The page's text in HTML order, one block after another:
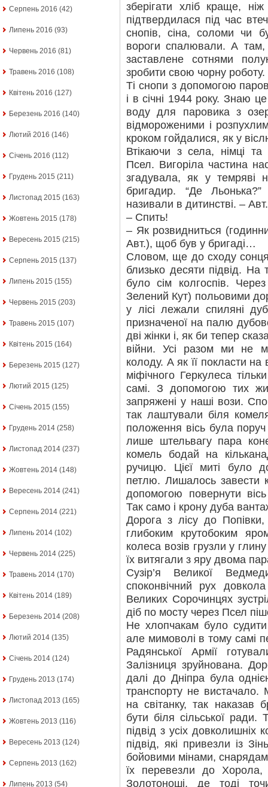
Серпень 2016 (42)
Липень 2016 (93)
Червень 2016 (81)
Травень 2016 (108)
Квітень 2016 (127)
Березень 2016 (140)
Лютий 2016 (146)
Січень 2016 (112)
Грудень 2015 (211)
Листопад 2015 (163)
Жовтень 2015 (178)
Вересень 2015 (215)
Серпень 2015 (137)
Липень 2015 (155)
Червень 2015 (203)
Травень 2015 (107)
Квітень 2015 (164)
Березень 2015 (127)
Лютий 2015 (125)
Січень 2015 (155)
Грудень 2014 (258)
Листопад 2014 (237)
Жовтень 2014 (148)
Вересень 2014 (241)
Серпень 2014 (221)
Липень 2014 (102)
Червень 2014 (225)
Травень 2014 (170)
Квітень 2014 (189)
Березень 2014 (208)
Лютий 2014 (135)
Січень 2014 (124)
Грудень 2013 (174)
Листопад 2013 (165)
Жовтень 2013 (116)
Вересень 2013 (124)
Серпень 2013 (162)
Липень 2013 (54)
зберігати хліб краще,
підтвердилася під час
снопів, сіна, соломи чи
вороги спалювали. А
заставлене сотнями
зробити свою чорну роботу.
Ті снопи з допомогою
і в січні 1944 року. Знаю
воду для паровика з
відмороженими і
кроком гойдалися, як у
Втікаючи з села, німці та
Псел. Вигоріла частина
згадувала, як у темряві
бригадир. “Де
називали в дитинстві. –
– Спить!
– Як розвидниться
Авт.), щоб був у бригаді…
Словом, ще до сходу сонця
близько десяти підвід.
було сім колгоспів.
Зелений Кут) польовими
у лісі лежали спиляні
призначеної на палю
дві жінки і, як би тепер
війни. Усі разом ми не
колоду. А як її покласти
міфічного Геркулеса
самі. З допомогою тих
запряжені у наші вози.
так лаштували біля
положення вісь була
лише штельвагу пара
комель бодай на
ручицю. Цієї миті було
петлю. Лишалось завести
допомогою повернути
Так само і крону дуба
Дорога з лісу до
глибоким крутобоким
колеса возів грузли у глину
їх витягали з яру двома
Сузір’я Великої
споконвічний рух
Великих Сорочинцях
діб по мосту через Псел
Не хлопчакам було
але мимоволі в тому самі
Радянської Армії
Залізниця зруйнована.
далі до Дніпра була
транспорту не вистачало.
на світанку, так наказав
бути біля сільської ради.
підвід з усіх довколишніх
підвід, які привезли із
бойовими мінами,
їх перевезли до
Золотоноші, де тоді